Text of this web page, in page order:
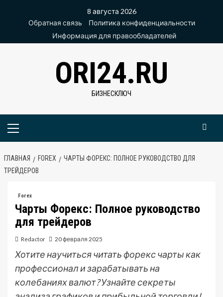
содержимому
8 августа 2026
Обратная связь
Политика конфиденциальности
Информация для правообладателей
ORI24.RU
БИЗНЕСКЛЮЧ
Основное
ГЛАВНАЯ FOREX
ЧАРТЫ ФОРЕКС: ПОЛНОЕ РУКОВОДСТВО ДЛЯ
ТРЕЙДЕРОВ
Forex
Чарты Форекс: Полное руководство
для трейдеров
Redactor 20 февраля 2025
Хотите научиться читать форекс чарты как
профессионал и зарабатывать на
колебаниях валют? Узнайте секреты